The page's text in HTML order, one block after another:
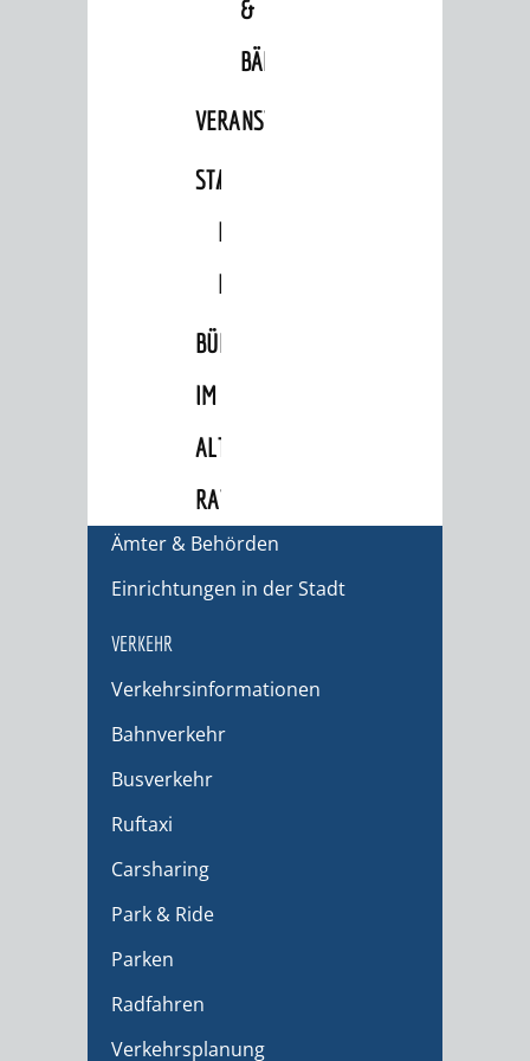
&
BÄDER
VERANSTALTUNGSRÄUME
STADTHALLE
ROLF-
ENGELBRECHT-
HAUS
BÜRGERSAAL
IM
ALTEN
RATHAUS
Amtliche Bekanntmachungen
Ausschreibungen
Wahlen / Abstimmungen
Personalrat / JAV
Schwerbehindertenvertretung
Zensus 2022
STADTWEGWEISER
Ämter & Behörden
Einrichtungen in der Stadt
VERKEHR
Verkehrsinformationen
Bahnverkehr
Busverkehr
Ruftaxi
Carsharing
Park & Ride
Parken
Radfahren
Verkehrsplanung